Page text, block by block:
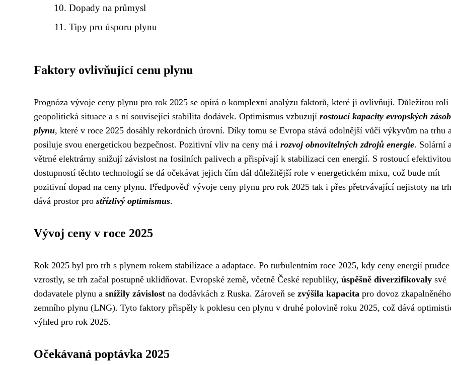
Dopady na průmysl
Tipy pro úsporu plynu
Faktory ovlivňující cenu plynu
Prognóza vývoje ceny plynu pro rok 2025 se opírá o komplexní analýzu faktorů, které ji ovlivňují. Důležitou roli
geopolitická situace a s ní související stabilita dodávek. Optimismus vzbuzují rostoucí kapacity evropských
plynu, které v roce 2025 dosáhly rekordních úrovní. Díky tomu se Evropa stává odolnější vůči výkyvům na trhu
posiluje svou energetickou bezpečnost. Pozitivní vliv na ceny má i rozvoj obnovitelných zdrojů energie. Solární
větrné elektrárny snižují závislost na fosilních palivech a přispívají k stabilizaci cen energií. S rostoucí
dostupností těchto technologií se dá očekávat jejich čím dál důležitější role v energetickém mixu, což bude mít
pozitivní dopad na ceny plynu. Předpověď vývoje ceny plynu pro rok 2025 tak i přes přetrvávající nejistoty na
dává prostor pro střízlivý optimismus.
Vývoj ceny v roce 2025
Rok 2025 byl pro trh s plynem rokem stabilizace a adaptace. Po turbulentním roce 2025, kdy ceny energií prudce
vzrostly, se trh začal postupně uklidňovat. Evropské země, včetně České republiky, úspěšně diverzifikovaly své
dodavatele plynu a snížily závislost na dodávkách z Ruska. Zároveň se zvýšila kapacita pro dovoz zkapalněného
zemního plynu (LNG). Tyto faktory přispěly k poklesu cen plynu v druhé polovině roku 2025, což dává
výhled pro rok 2025.
Očekávaná poptávka 2025